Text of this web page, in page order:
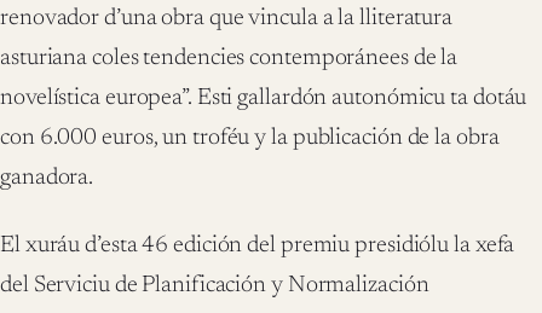
renovador d’una obra que vincula a la lliteratura
asturiana coles tendencies contemporánees de la
novelística europea”. Esti gallardón autonómicu ta dotáu
con 6.000 euros, un troféu y la publicación de la obra
ganadora.
El xuráu d’esta 46 edición del premiu presidiólu la xefa
del Serviciu de Planificación y Normalización